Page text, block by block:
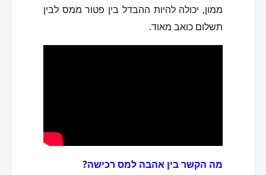
ממון, יכולה להיות ההבדל בין פטור ממס לבין
תשלום כואב מאוד.
מה הקשר בין אהבה למס רכישה?